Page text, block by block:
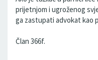
prijetnjom i ugroženog
ga zastupati advokat kao
Član 366f.